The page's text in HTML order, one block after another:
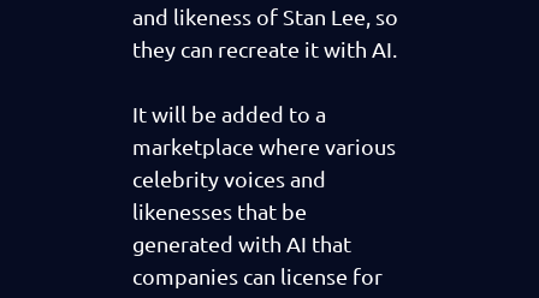
and likeness of Stan Lee, so
they can recreate it with AI.
It will be added to a
marketplace where various
celebrity voices and
likenesses that be
generated with AI that
companies can license for